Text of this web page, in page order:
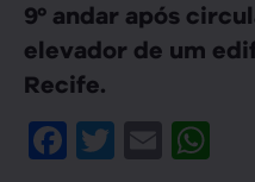
9º andar após
elevador de um
Recife.
Facebook
Twitter
Email